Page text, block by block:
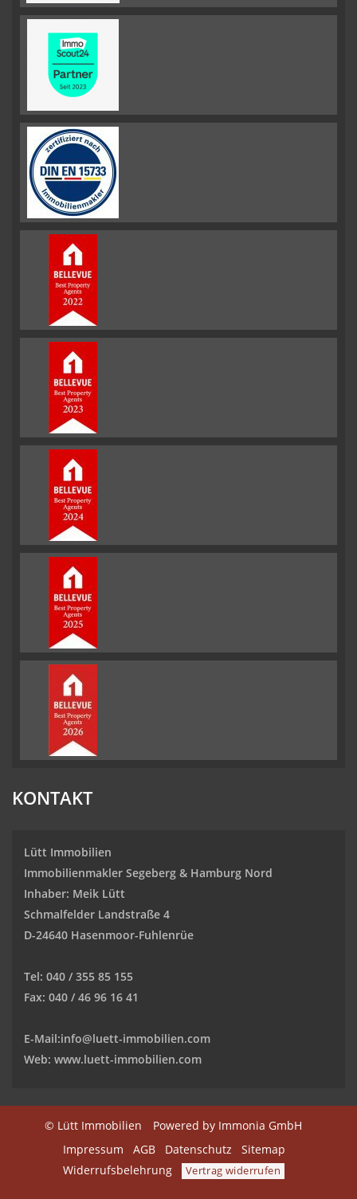
KONTAKT
Lütt Immobilien
Immobilienmakler Segeberg & Hamburg Nord
Inhaber: Meik Lütt
Schmalfelder Landstraße 4
D-24640 Hasenmoor-Fuhlenrüe
Tel: 040 / 355 85 155
Fax: 040 / 46 96 16 41
E-Mail:info@luett-immobilien.com
Web: www.luett-immobilien.com
© Lütt Immobilien
Powered by Immonia GmbH
Impressum
AGB Datenschutz
Sitemap
Widerrufsbelehrung
Vertrag widerrufen